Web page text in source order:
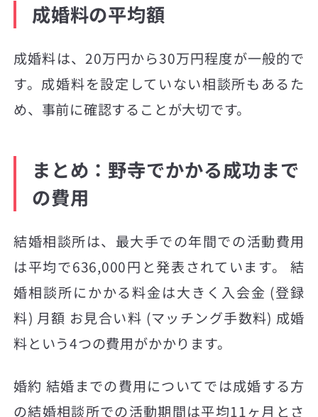
成婚料の平均額
成婚料は、20万円から30万円程度が一般的で
す。成婚料を設定していない相談所もあるた
め、事前に確認することが大切です。
まとめ：野寺でかかる成功まで
の費用
結婚相談所は、最大手での年間での活動費用
は平均で636,000円と発表されています。 結
婚相談所にかかる料金は大きく入会金 (登録
料) 月額 お見合い料 (マッチング手数料) 成婚
料という4つの費用がかかります。
婚約 結婚までの費用についてでは成婚する方
の結婚相談所での活動期間は平均11ヶ月とさ